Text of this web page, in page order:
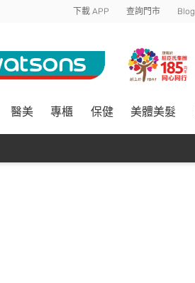
下載 APP 查詢門市 Blog
醫美 專櫃 保健 美體美髮